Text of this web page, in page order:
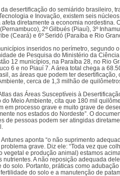
da desertificação do semiárido brasileiro,
e Inovação, existem seis
afeta diretamente a economia nordestina.
2º Gilbués (Piauí), 3º
(Ceará) e 6º Seridó (Paraíba e Rio
inseridos no perímetro, segundo
de Pesquisa do Ministério da
12 municípios, na Paraíba 28, no Rio
6 e no Piauí 7. A área total chega a
as áreas que podem ter
cerca de 1,3 milhão de
das Áreas Susceptíveis à
do Meio Ambiente, cita que 180 mil
em processo grave e muito grave de
nos estados do Nordeste”. O
de pessoas podem ser atingidas
aponta “o não suprimento
grave. Diz ele: “Toda vez que
vegetal e produção animal) estamos
nutrientes. A não reposição adequada
do solo. Portanto, práticas como
do solo e a manutenção de